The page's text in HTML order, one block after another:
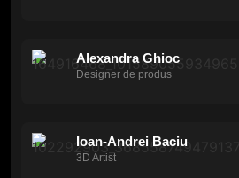
Alexandra Ghioc
Designer de produs
Ioan-Andrei Baciu
3D Artist